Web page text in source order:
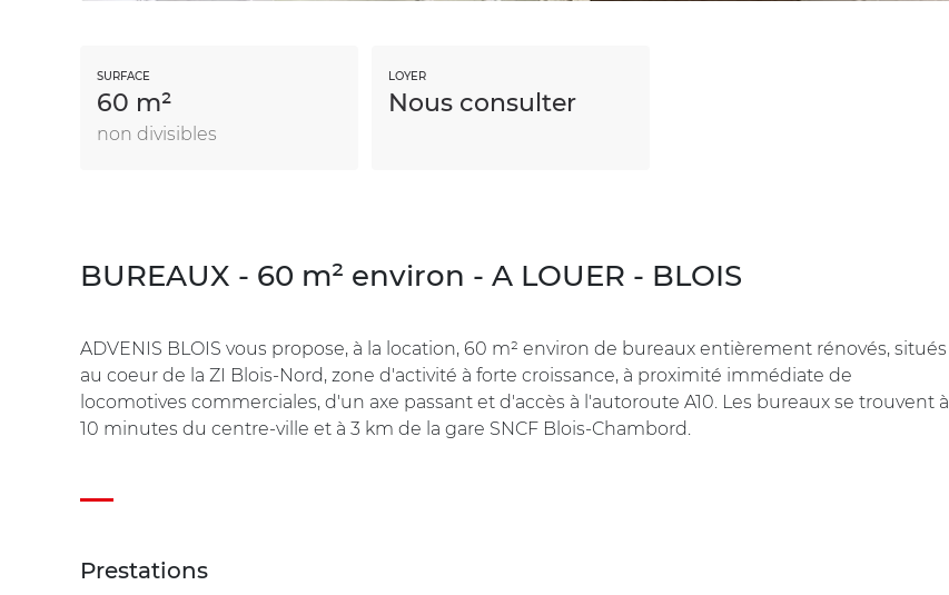
SURFACE
60 m²
non divisibles
LOYER
Nous consulter
BUREAUX - 60 m² environ - A LOUER - BLOIS
ADVENIS BLOIS vous propose, à la location, 60 m² environ de bureaux entièrement rénovés, situés
au coeur de la ZI Blois-Nord, zone d'activité à forte croissance, à proximité immédiate de
locomotives commerciales, d'un axe passant et d'accès à l'autoroute A10. Les bureaux se trouvent à
10 minutes du centre-ville et à 3 km de la gare SNCF Blois-Chambord.
Prestations